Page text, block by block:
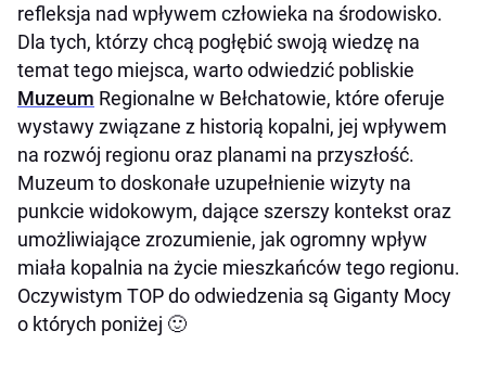
refleksja nad wpływem człowieka na środowisko.
Dla tych, którzy chcą pogłębić swoją wiedzę na
temat tego miejsca, warto odwiedzić pobliskie
Muzeum Regionalne w Bełchatowie, które oferuje
wystawy związane z historią kopalni, jej wpływem
na rozwój regionu oraz planami na przyszłość.
Muzeum to doskonałe uzupełnienie wizyty na
punkcie widokowym, dające szerszy kontekst oraz
umożliwiające zrozumienie, jak ogromny wpływ
miała kopalnia na życie mieszkańców tego regionu.
Oczywistym TOP do odwiedzenia są Giganty Mocy
o których poniżej 🙂